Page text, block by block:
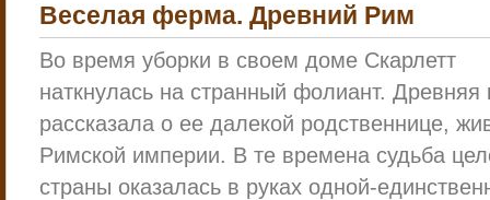
Веселая ферма. Древний Рим
Во время уборки в своем доме Скарлетт
наткнулась на странный фолиант. Древняя
рассказала о ее далекой родственнице,
Римской империи. В те времена судьба
страны оказалась в руках одной-